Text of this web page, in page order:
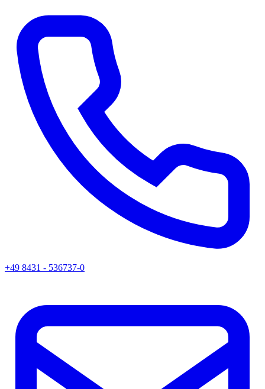
+49 8431 - 536737-0